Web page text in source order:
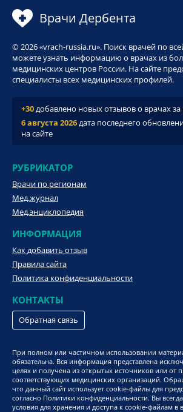
Врачи Дербента
© 2026 «vrach-russia.ru». Поиск врачей по
можете узнать информацию о врачах из
медицинских центров России. На сайте
специалисты всех медицинских профилей.
+30добавлено новых отзывов о врачах за
6 августа 2026дата последнего
на сайте
РУБРИКАТОР
Врачи по регионам
Мед.журнал
Мед.энциклопедия
ИНФОРМАЦИЯ
Как добавить отзыв
Правила сайта
Политика конфиденциальности
КОНТАКТЫ
Обратная связь
При полном или частичном использовании
обязательна. Вся информация представлена
целях и получена из открытых источников или от
соответствующих медицинских организаций.
что данный сайт использует cookie-файлы для
согласно Политики конфиденциальности. Вы
условия для хранения и доступа к cookie-файлам в